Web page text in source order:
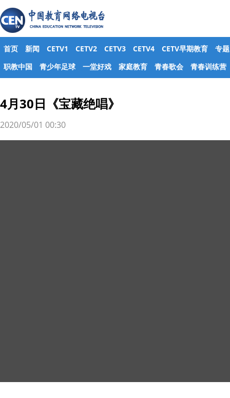
首页 新闻 CETV1 CETV2 CETV3 CETV4 CETV早期教育
专题
职教中国
青少年足球 一堂好戏 家庭教育 青春歌会 青春训练营
4月30日《宝藏绝唱》
2020/05/01 00:30